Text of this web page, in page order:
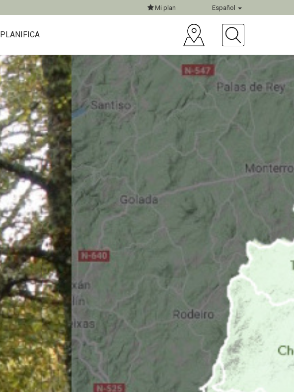
Mi plan Español
PLANIFICA